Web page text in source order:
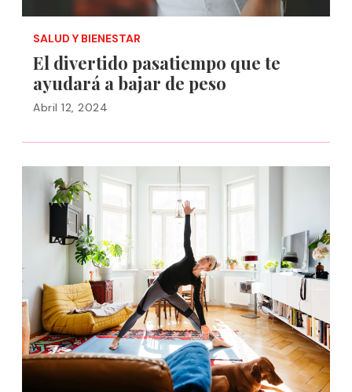
SALUD Y BIENESTAR
El divertido pasatiempo que te
ayudará a bajar de peso
Abril 12, 2024